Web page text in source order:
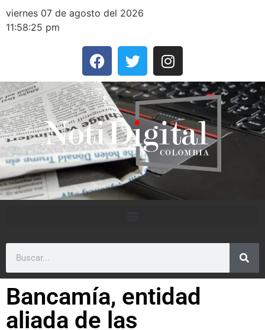
viernes 07 de agosto del 2026
11:58:25 pm
Bancamía, entidad
aliada de las